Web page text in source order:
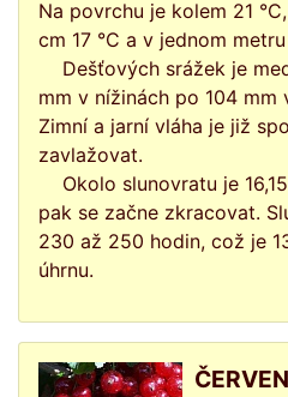
Na povrchu je kolem 21
cm 17 °C a v jednom metru
Dešťových srážek je
mm v nížinách po 104 mm
Zimní a jarní vláha je již
zavlažovat.
Okolo slunovratu je
pak se začne zkracovat.
230 až 250 hodin, což je
úhrnu.